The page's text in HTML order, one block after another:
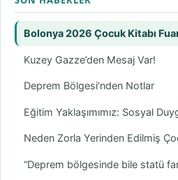
Bolonya 2026 Çocuk Kitabı
Kuzey Gazze’den Mesaj Var!
Deprem Bölgesi’nden Notlar
Eğitim Yaklaşımımız: Sosyal
Neden Zorla Yerinden Edilmiş
“Deprem bölgesinde bile statü